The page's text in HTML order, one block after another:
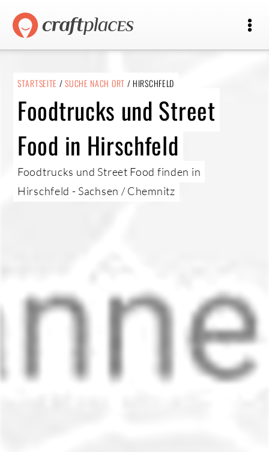
STARTSEITE /SUCHE NACH ORT / HIRSCHFELD
Foodtrucks und Street
Food in Hirschfeld
Foodtrucks und Street Food finden in
Hirschfeld - Sachsen / Chemnitz